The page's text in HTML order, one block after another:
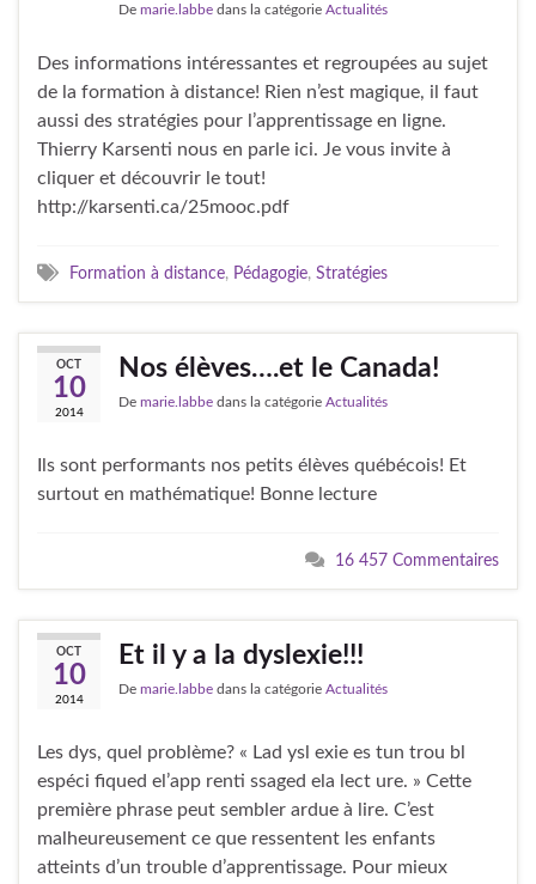
De marie.labbe dans la catégorie Actualités
Des informations intéressantes et regroupées au sujet
de la formation à distance! Rien n’est magique, il faut
aussi des stratégies pour l’apprentissage en ligne.
Thierry Karsenti nous en parle ici. Je vous invite à
cliquer et découvrir le tout!
http://karsenti.ca/25mooc.pdf
Formation à distance, Pédagogie, Stratégies
OCT
10
2014
Nos élèves….et le Canada!
De marie.labbe dans la catégorie Actualités
Ils sont performants nos petits élèves québécois! Et
surtout en mathématique! Bonne lecture
16 457 Commentaires
OCT
10
2014
Et il y a la dyslexie!!!
De marie.labbe dans la catégorie Actualités
Les dys, quel problème? « Lad ysl exie es tun trou bl
espéci fiqued el’app renti ssaged ela lect ure. » Cette
première phrase peut sembler ardue à lire. C’est
malheureusement ce que ressentent les enfants
atteints d’un trouble d’apprentissage. Pour mieux